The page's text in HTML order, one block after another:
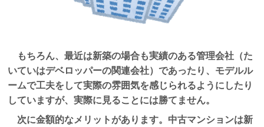
もちろん、最近は新築の場合も実績のある管理会社（た
いていはデベロッパーの関連会社）であったり、モデルル
ームで工夫をして実際の雰囲気を感じられるようにしたり
していますが、実際に見ることには勝てません。
次に金額的なメリットがあります。中古マンションは新